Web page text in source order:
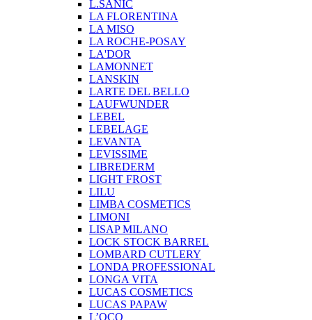
L.SANIC
LA FLORENTINA
LA MISO
LA ROCHE-POSAY
LA'DOR
LAMONNET
LANSKIN
LARTE DEL BELLO
LAUFWUNDER
LEBEL
LEBELAGE
LEVANTA
LEVISSIME
LIBREDERM
LIGHT FROST
LILU
LIMBA COSMETICS
LIMONI
LISAP MILANO
LOCK STOCK BARREL
LOMBARD CUTLERY
LONDA PROFESSIONAL
LONGA VITA
LUCAS COSMETICS
LUCAS PAPAW
L’OCO